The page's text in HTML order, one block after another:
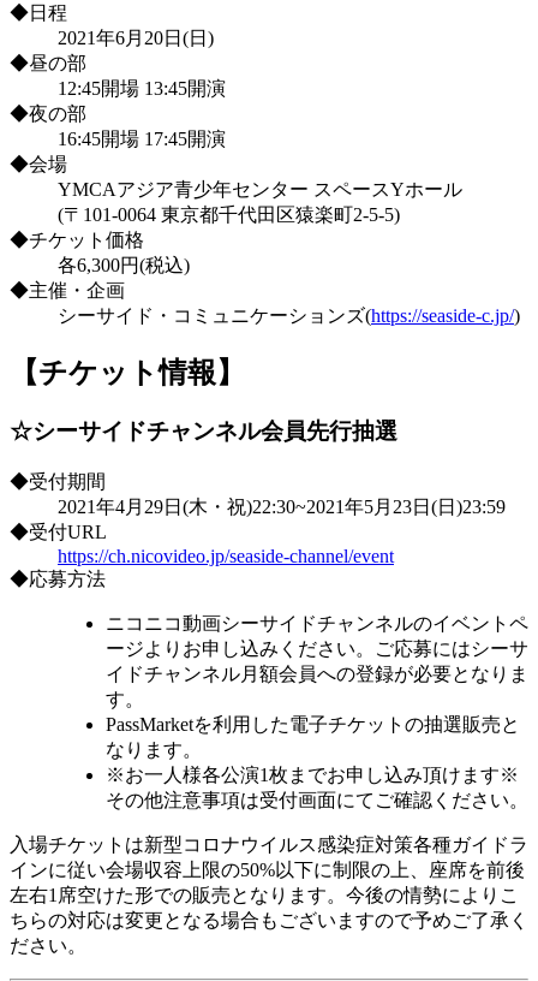
◆日程
2021年6月20日(日)
◆昼の部
12:45開場 13:45開演
◆夜の部
16:45開場 17:45開演
◆会場
YMCAアジア青少年センター スペースYホール
(〒101-0064 東京都千代田区猿楽町2-5-5)
◆チケット価格
各6,300円(税込)
◆主催・企画
シーサイド・コミュニケーションズ(https://seaside-c.jp/)
【チケット情報】
☆シーサイドチャンネル会員先行抽選
◆受付期間
2021年4月29日(木・祝)22:30~2021年5月23日(日)23:59
◆受付URL
https://ch.nicovideo.jp/seaside-channel/event
◆応募方法
ニコニコ動画シーサイドチャンネルのイベントペ
ージよりお申し込みください。ご応募にはシーサ
イドチャンネル月額会員への登録が必要となりま
す。
PassMarketを利用した電子チケットの抽選販売と
なります。
※お一人様各公演1枚までお申し込み頂けます※
その他注意事項は受付画面にてご確認ください。
入場チケットは新型コロナウイルス感染症対策各種ガイドラ
インに従い会場収容上限の50%以下に制限の上、座席を前後
左右1席空けた形での販売となります。今後の情勢によりこ
ちらの対応は変更となる場合もございますので予めご了承く
ださい。